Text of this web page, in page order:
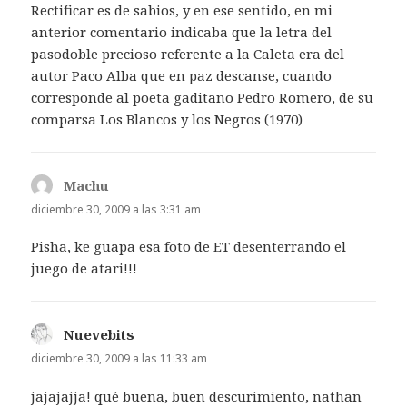
Rectificar es de sabios, y en ese sentido, en mi
anterior comentario indicaba que la letra del
pasodoble precioso referente a la Caleta era del
autor Paco Alba que en paz descanse, cuando
corresponde al poeta gaditano Pedro Romero, de su
comparsa Los Blancos y los Negros (1970)
Machu
diciembre 30, 2009 a las 3:31 am
Pisha, ke guapa esa foto de ET desenterrando el
juego de atari!!!
Nuevebits
diciembre 30, 2009 a las 11:33 am
jajajajja! qué buena, buen descurimiento, nathan